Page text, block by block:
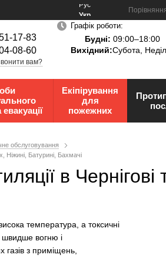
Рус
Укр
17-83
08-60
вам?
Графік роботи:
Будні: 09:00–18:00
Вихідний:Субота,
Екіпірування
для
пожежних
обслуговування
Ніжині, Батурині, Бахмачі
в Чернігові
температура, а токсичні
швидше вогню і
з приміщень,